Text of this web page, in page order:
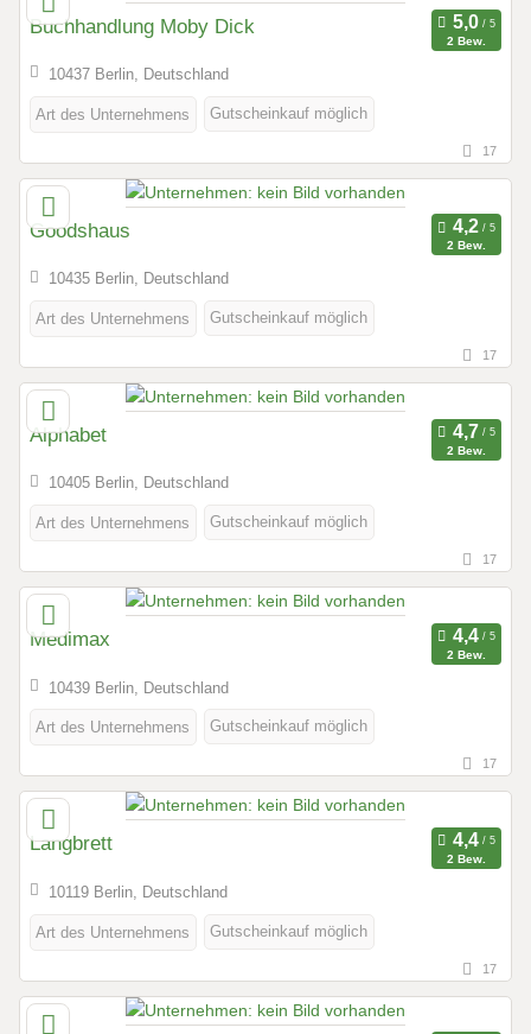
Buchhandlung Moby Dick
2 Bew.
10437 Berlin, Deutschland
Art des Unternehmens Gutscheinkauf möglich
17
Goodshaus
2 Bew.
10435 Berlin, Deutschland
Art des Unternehmens Gutscheinkauf möglich
17
Alphabet
2 Bew.
10405 Berlin, Deutschland
Art des Unternehmens Gutscheinkauf möglich
17
Medimax
2 Bew.
10439 Berlin, Deutschland
Art des Unternehmens Gutscheinkauf möglich
17
Langbrett
2 Bew.
10119 Berlin, Deutschland
Art des Unternehmens Gutscheinkauf möglich
17